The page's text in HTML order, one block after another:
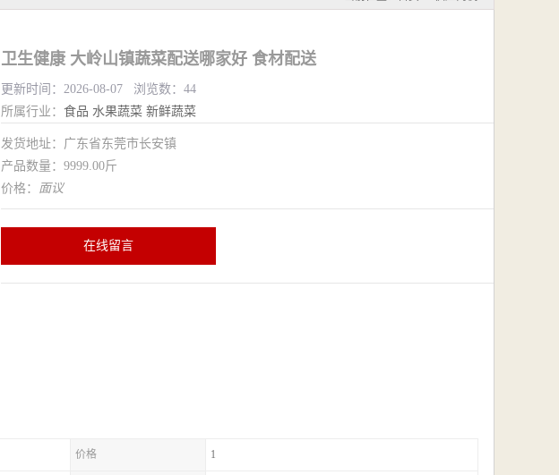
卫生健康 大岭山镇蔬菜配送哪家好 食材配送
更新时间：2026-08-07 浏览数：44
所属行业： 食品 水果蔬菜 新鲜蔬菜
发货地址：广东省东莞市长安镇
产品数量：9999.00斤
价格： 面议
在线留言
价格 1